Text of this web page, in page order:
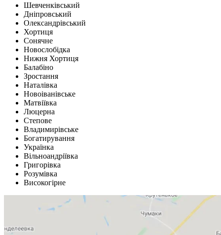
Шевченківський
Дніпровський
Олександрівський
Хортиця
Сонячне
Новослобідка
Нижня Хортиця
Балабіно
Зростання
Наталівка
Новоіванівське
Матвіївка
Люцерна
Степове
Владимирівське
Богатирування
Українка
Вільноандріївка
Григорівка
Розумівка
Високогірне